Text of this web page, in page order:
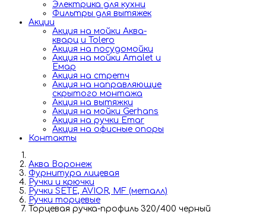
Электрика для кухни
Фильтры для вытяжек
Акции
Акция на мойки Аква-
кварц и Tolero
Акция на посудомойки
Акция на мойки Amalet и
Емар
Акция на стретч
Акция на направляющие
скрытого монтажа
Акция на вытяжки
Акция на мойки Gerhans
Акция на ручки Emar
Акция на офисные опоры
Контакты
Аква Воронеж
Фурнитура лицевая
Ручки и крючки
Ручки SETE, AVIOR, MF (металл)
Ручки торцевые
Торцевая ручка-профиль 320/400 черный